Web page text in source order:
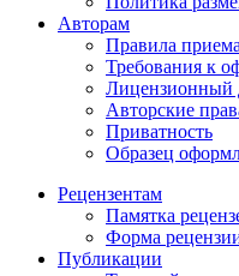
Авторам
Правила
Требования к
Лицензионный
Авторские
Приватность
Образец
Рецензентам
Памятка
Форма
Публикации